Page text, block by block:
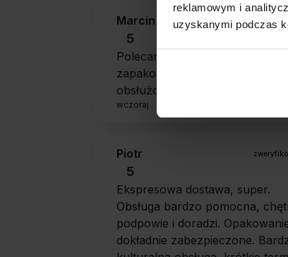
reklamowym i
uzyskanymi podczas
Marcin
5
Polecam szybko sprawnie
zapakowane Zostałem świetnie
obsłużony. Brawa dla
wczoraj
Piotr
5
Ekspresowa dostawa, super.
Obsługa bardzo pomocna,
podpowie i doradzi.
dokładnie zabezpieczone.